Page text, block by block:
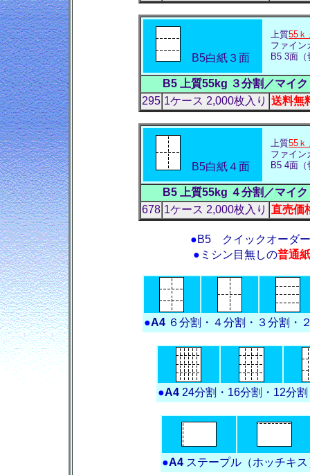
B5白紙３面
上質55ｋ
ファイ
B5 3面
B5 上質55kg ３分割／マイ
295 1ケース 2,000枚入り 送料無
B5白紙４面
上質55ｋ
ファイ
B5 4面
B5 上質55kg ４分割／マイ
678 1ケース 2,000枚入り 直売価
●B5 クイックオーダ
● ミシン目無しの普通紙
●A4 ６分割・４分割・３分割・
●A4 24分割・16分割・12分
●A4 ステープル（ホッチキ